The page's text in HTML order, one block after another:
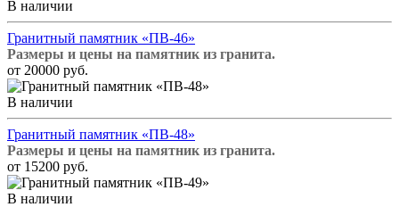
В наличии
Гранитный памятник «ПВ-46»
Размеры и цены на памятник из гранита.
от 20000 руб.
В наличии
Гранитный памятник «ПВ-48»
Размеры и цены на памятник из гранита.
от 15200 руб.
В наличии